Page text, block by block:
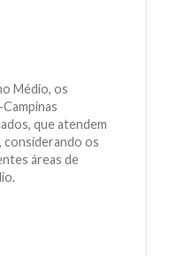
Médio, os
que atendem
considerando os
áreas de